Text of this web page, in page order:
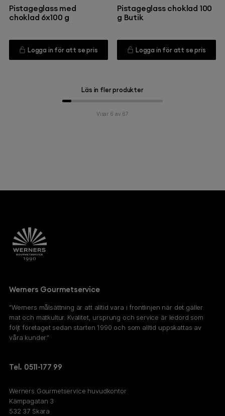
Pistageglass med
choklad 6x100 g
Logga in för att se pris
Pistageglass choklad 100
g Butik
Logga in för att se pris
Läs in fler produkter
Visar 6 av 67
Werners Gourmetservice
”Werners målsättning är att alltid vara i frontlinjen när det gäller
mat och matkultur. Kvalitet, ursprung och service är ledord som
följt företaget sedan starten 1990 och som alltid uppskattas av
våra kunder.”
Tel. 0511-177 99
Werners Gourmetservice huvudkontor
Kämpagatan 3
532 37 Skara